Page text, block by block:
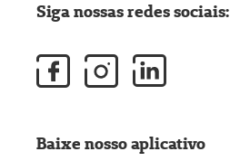
Siga nossas redes sociais:
Baixe nosso aplicativo